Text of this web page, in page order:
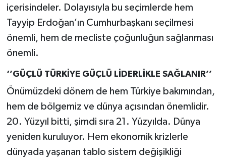
içerisindeler. Dolayısıyla bu seçimlerde hem
Tayyip Erdoğan’ın Cumhurbaşkanı seçilmesi
önemli, hem de mecliste çoğunluğun sağlanması
önemli.
‘’GÜÇLÜ TÜRKİYE GÜÇLÜ LİDERLİKLE SAĞLANIR’’
Önümüzdeki dönem de hem Türkiye bakımından,
hem de bölgemiz ve dünya açısından önemlidir.
20. Yüzyıl bitti, şimdi sıra 21. Yüzyılda. Dünya
yeniden kuruluyor. Hem ekonomik krizlerle
dünyada yaşanan tablo sistem değişikliği